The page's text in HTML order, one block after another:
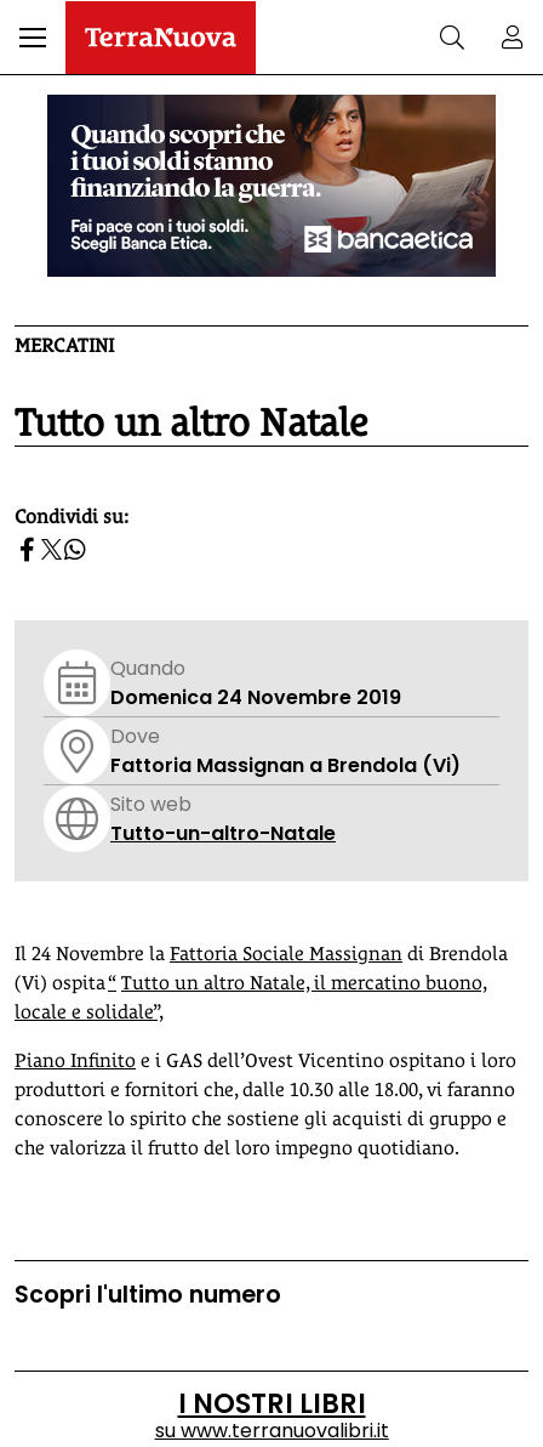
MERCATINI
Tutto un altro Natale
homepage h2
Condividi su:
Quando
Domenica 24 Novembre 2019
Dove
Fattoria Massignan a Brendola (Vi)
Sito web
Tutto-un-altro-Natale
Il 24 Novembre la Fattoria Sociale Massignan di Brendola
(Vi) ospita“ Tutto un altro Natale, il mercatino buono,
locale e solidale”,
Piano Infinito e i GAS dell’Ovest Vicentino ospitano i loro
produttori e fornitori che, dalle 10.30 alle 18.00, vi faranno
conoscere lo spirito che sostiene gli acquisti di gruppo e
che valorizza il frutto del loro impegno quotidiano.
Scopri l'ultimo numero
I NOSTRI LIBRI
suwww.terranuovalibri.it